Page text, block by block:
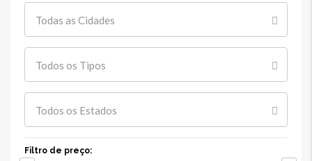
Todas as Cidades
Todos os Tipos
Todos os Estados
Filtro de preço: